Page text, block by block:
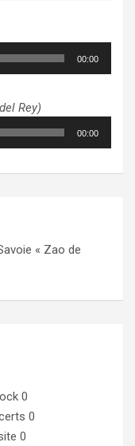
00:00
Rey)
00:00
« Zao de
0
0
0